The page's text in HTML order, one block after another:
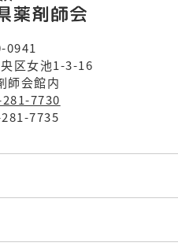
0941
区女池1-3-16
師会館内
7730
281-7735